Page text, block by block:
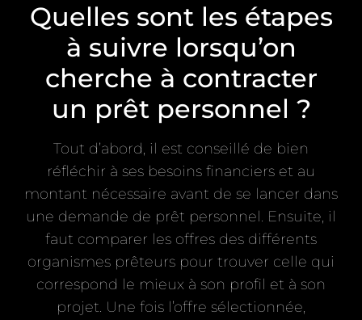
Quelles sont les étapes
à suivre lorsqu’on
cherche à contracter
un prêt personnel ?
Tout d’abord, il est conseillé de bien
réfléchir à ses besoins financiers et au
montant nécessaire avant de se lancer dans
une demande de prêt personnel. Ensuite, il
faut comparer les offres des différents
organismes prêteurs pour trouver celle qui
correspond le mieux à son profil et à son
projet. Une fois l’offre sélectionnée,